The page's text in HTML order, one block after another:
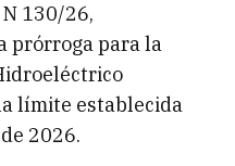
130/26,
prórroga para la
límite establecida
2026.